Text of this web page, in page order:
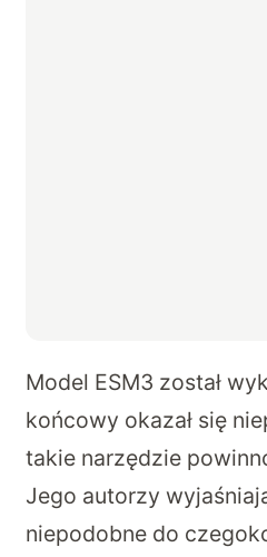
Model ESM3 został
końcowy okazał się
takie narzędzie
Jego autorzy
niepodobne do